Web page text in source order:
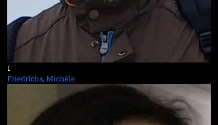
1
Friedrichs, Michèle